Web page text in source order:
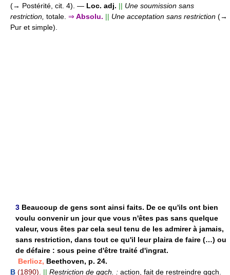
(→ Postérité, cit. 4). — Loc. adj. || Une soumission sans
restriction, totale. ⇒ Absolu. || Une acceptation sans restriction (→
Pur et simple).
3 Beaucoup de gens sont ainsi faits. De ce qu'ils ont bien
voulu convenir un jour que vous n'êtes pas sans quelque
valeur, vous êtes par cela seul tenu de les admirer à jamais,
sans restriction, dans tout ce qu'il leur plaira de faire (…) ou
de défaire : sous peine d'être traité d'ingrat.
Berlioz, Beethoven, p. 24.
B (1890). || Restriction de qqch. : action, fait de restreindre qqch.